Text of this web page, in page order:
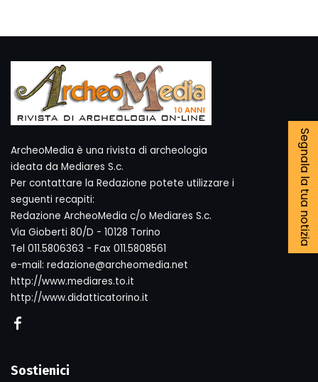
Segnala la tua notizia
ArcheoMedia è una rivista di archeologia
ideata da Mediares S.c.
Per contattare la Redazione potete utilizzare i
seguenti recapiti:
Redazione ArcheoMedia c/o Mediares S.c.
Via Gioberti 80/D - 10128 Torino
Tel 011.5806363 - Fax 011.5808561
e-mail: redazione@archeomedia.net
http://www.mediares.to.it
http://www.didatticatorino.it
Sostienici